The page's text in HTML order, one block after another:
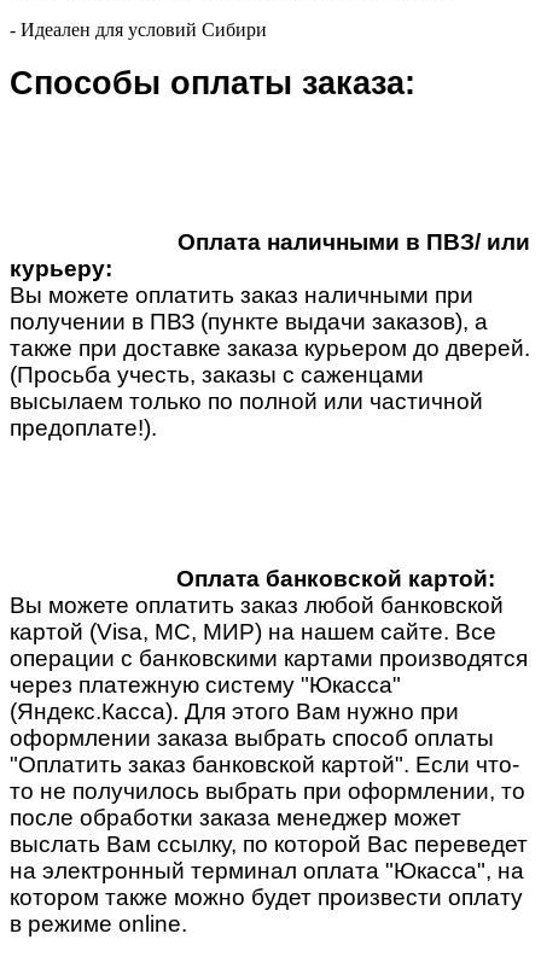
- Идеален для условий Сибири
Способы оплаты заказа:
Оплата наличными в ПВЗ/ или
курьеру:
Вы можете оплатить заказ наличными при
получении в ПВЗ (пункте выдачи заказов), а
также при доставке заказа курьером до дверей.
(Просьба учесть, заказы с саженцами
высылаем только по полной или частичной
предоплате!).
Оплата банковской картой:
Вы можете оплатить заказ любой банковской
картой (Visa, MC, МИР) на нашем сайте. Все
операции с банковскими картами производятся
через платежную систему "Юкасса"
(Яндекс.Касса). Для этого Вам нужно при
оформлении заказа выбрать способ оплаты
"Оплатить заказ банковской картой". Если что-
то не получилось выбрать при оформлении, то
после обработки заказа менеджер может
выслать Вам ссылку, по которой Вас переведет
на электронный терминал оплата "Юкасса", на
котором также можно будет произвести оплату
в режиме online.